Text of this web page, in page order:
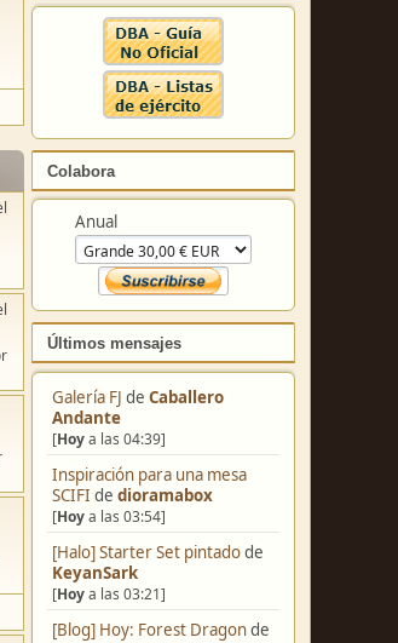
Colabora
Anual
Últimos mensajes
Galería FJ de Caballero
Andante
[Hoya las 04:39]
Inspiración para una mesa
SCIFI de dioramabox
[Hoya las 03:54]
[Halo] Starter Set pintadode
KeyanSark
[Hoya las 03:21]
[Blog] Hoy: Forest Dragonde